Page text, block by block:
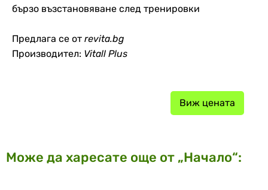
бързо възстановяване след тренировки
Предлага се от revita.bg
Производител: Vitall Plus
Виж цената
Може да харесате още от „Начало“: